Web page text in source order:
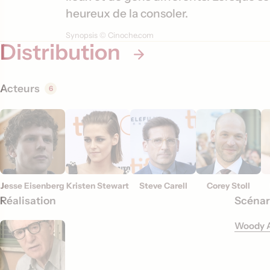
o
s
heureux de la consoler.
Synopsis © Cinoche.com
Distribution
Acteurs 6
Jesse Eisenberg Kristen Stewart Steve Carell Corey Stoll
Réalisation
Woody